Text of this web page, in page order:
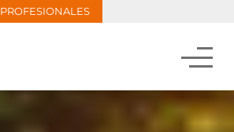
PROFESIONALES